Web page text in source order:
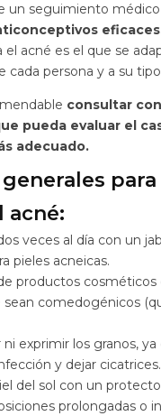
un seguimiento
acné es el que se
cada persona y a su
consultar
pueda evaluar el
adecuado.
acné:
veces al día con un
pieles acneicas.
productos
sean comedogénicos
exprimir los granos,
y dejar cicatrices.
del sol con un
prolongadas o